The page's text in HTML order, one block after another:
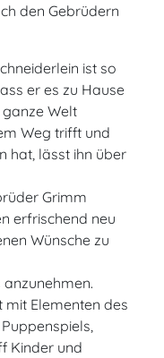
den Gebrüdern
ist so
er es zu Hause
Welt
Weg trifft und
hat, lässt ihn über
Grimm
erfrischend neu
Wünsche zu
Elementen des
Kinder und